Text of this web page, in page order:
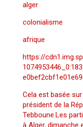
alger
colonialisme
afrique
https://
Cela est basée
président de la
Tebboune.Les
à Alger, dimanche